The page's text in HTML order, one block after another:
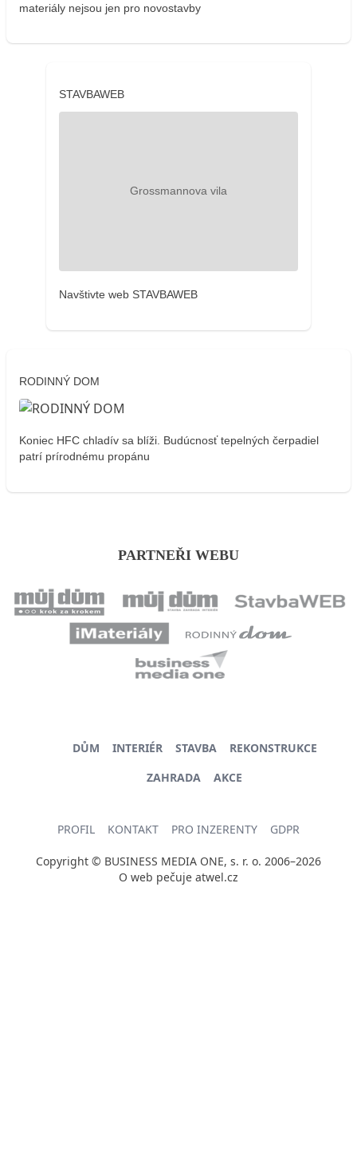
materiály nejsou jen pro novostavby
STAVBAWEB
Navštivte web STAVBAWEB
RODINNÝ DOM
Koniec HFC chladív sa blíži. Budúcnosť tepelných čerpadiel
patrí prírodnému propánu
PARTNEŘI WEBU
DŮM INTERIÉR STAVBA
REKONSTRUKCE
ZAHRADA
AKCE
PROFIL KONTAKT PRO INZERENTY GDPR
Copyright © BUSINESS MEDIA ONE, s. r. o. 2006–2026